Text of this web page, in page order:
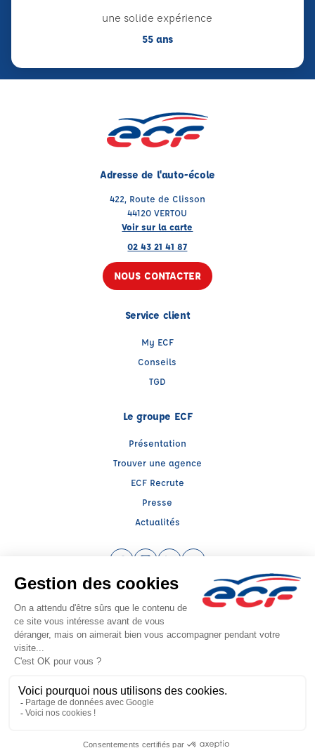
une solide expérience
55 ans
Adresse de l'auto-école
422, Route de Clisson
44120 VERTOU
Voir sur la carte
02 43 21 41 87
NOUS CONTACTER
Service client
My ECF
Conseils
TGD
Le groupe ECF
Présentation
Trouver une agence
ECF Recrute
Presse
Actualités
Facebook (nouvelle fenêtre)
Instagram (nouvelle fenêtre)
LinkedIn (nouvelle fenêtre)
YouTube (nouvelle
Raison sociale : ECF CER CENTRE ATLANTIQUE - Capital social: 2500000€
SIREN: 312379266 - Numéro de TVA intracommunautaire: FR 52 312379266
Agrément n°E1404400270
Siège social : RN 11 - Rte de la Mothe Les Champs Dorés, LA CRECHE (79260) -